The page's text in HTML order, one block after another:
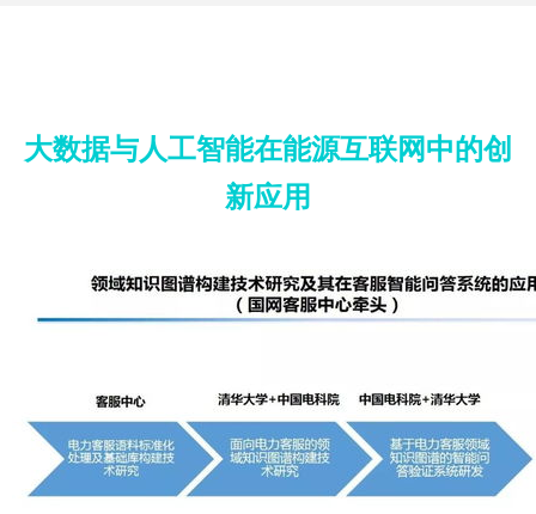
大数据与人工智能在能源互联网中的创
新应用